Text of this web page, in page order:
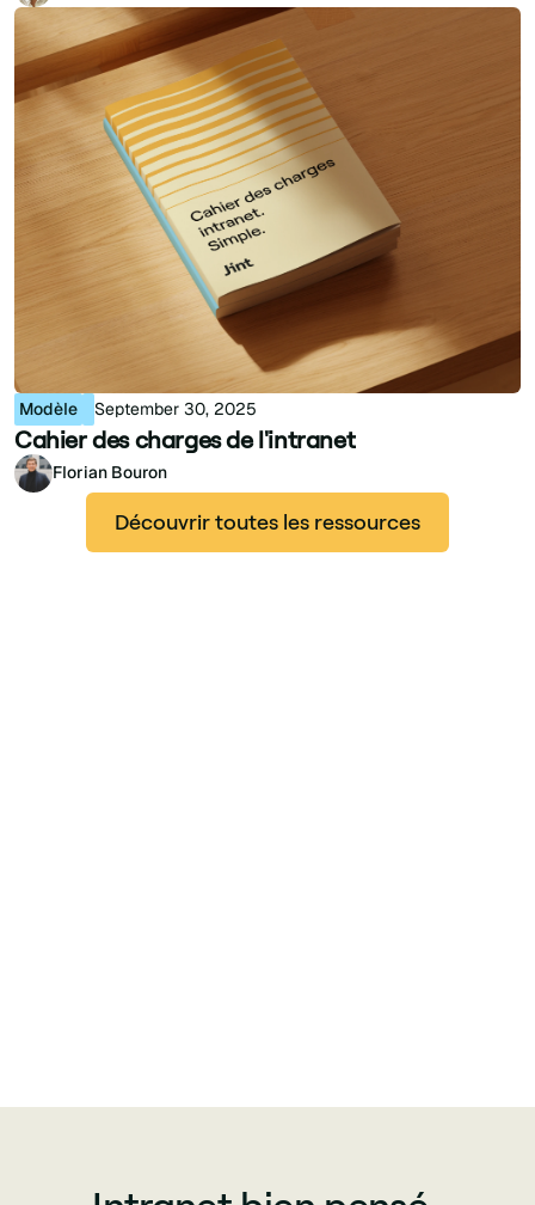
Modèle September 30, 2025
Cahier des charges de l'intranet
Florian Bouron
Découvrir toutes les ressources